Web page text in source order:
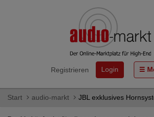
Registrieren Login
Start audio-markt JBL exklusives